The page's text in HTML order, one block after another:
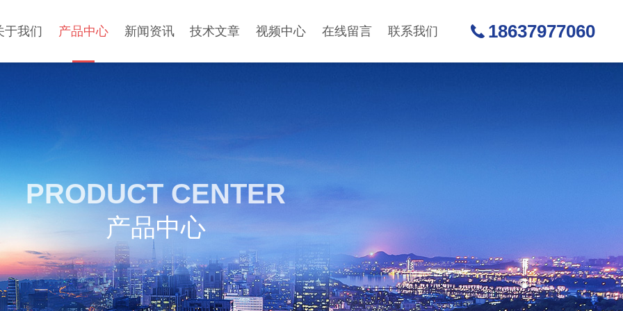
于我们 产品中心 新闻资讯 技术文章 视频中心 在线留言 联系我们 18637977060
PRODUCT CENTER
产品中心